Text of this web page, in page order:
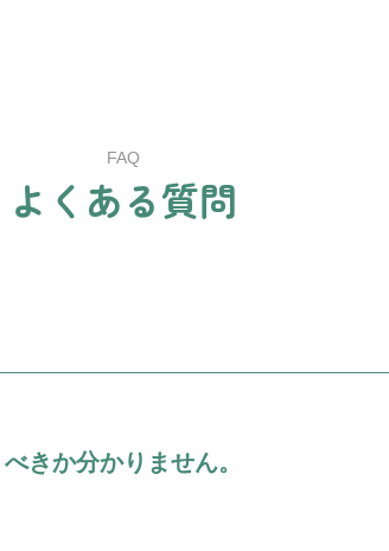
FAQ
よ く ある質問
きか分かりません。